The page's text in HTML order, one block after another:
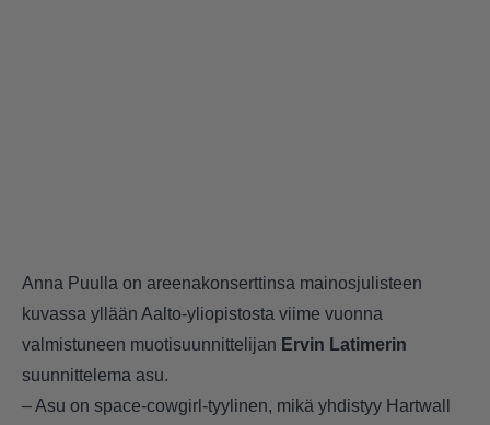
Anna Puulla on areenakonserttinsa mainosjulisteen
kuvassa yllään Aalto-yliopistosta viime vuonna
valmistuneen muotisuunnittelijan Ervin Latimerin
suunnittelema asu.
– Asu on space-cowgirl-tyylinen, mikä yhdistyy Hartwall